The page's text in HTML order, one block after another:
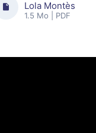
Lola Montès
1.5 Mo | PDF